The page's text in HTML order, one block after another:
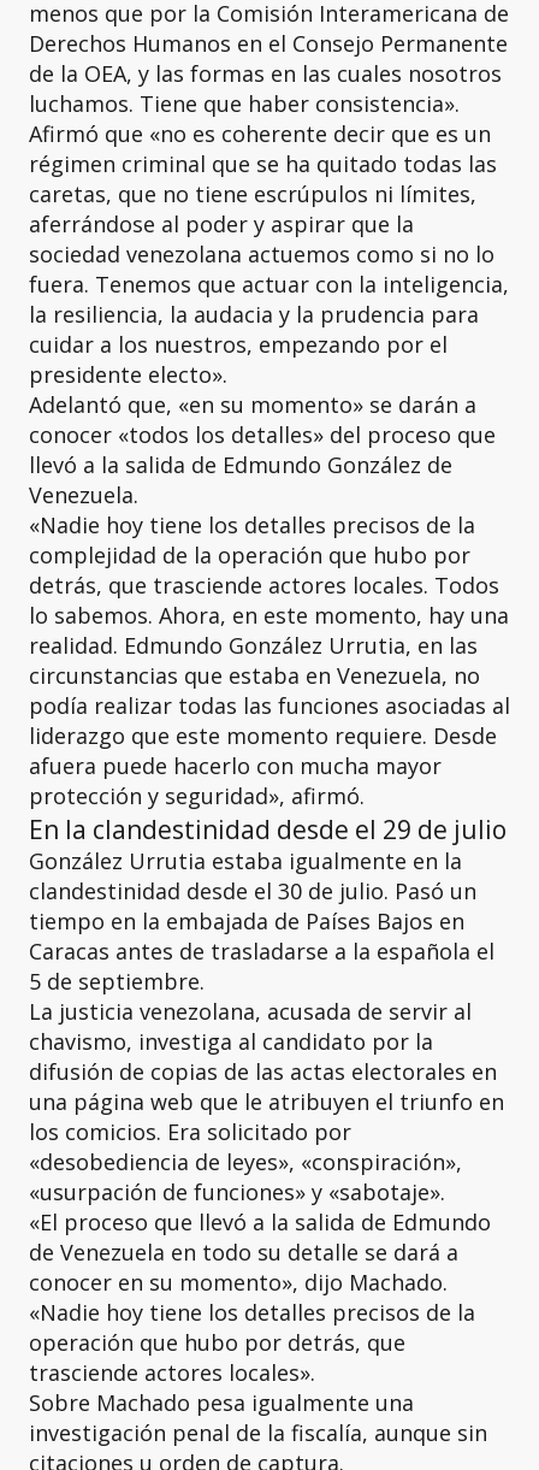
menos que por la Comisión Interamericana de
Derechos Humanos en el Consejo Permanente
de la OEA, y las formas en las cuales nosotros
luchamos. Tiene que haber consistencia».
Afirmó que «no es coherente decir que es un
régimen criminal que se ha quitado todas las
caretas, que no tiene escrúpulos ni límites,
aferrándose al poder y aspirar que la
sociedad venezolana actuemos como si no lo
fuera. Tenemos que actuar con la inteligencia,
la resiliencia, la audacia y la prudencia para
cuidar a los nuestros, empezando por el
presidente electo».
Adelantó que, «en su momento» se darán a
conocer «todos los detalles» del proceso que
llevó a la salida de Edmundo González de
Venezuela.
«Nadie hoy tiene los detalles precisos de la
complejidad de la operación que hubo por
detrás, que trasciende actores locales. Todos
lo sabemos. Ahora, en este momento, hay una
realidad. Edmundo González Urrutia, en las
circunstancias que estaba en Venezuela, no
podía realizar todas las funciones asociadas al
liderazgo que este momento requiere. Desde
afuera puede hacerlo con mucha mayor
protección y seguridad», afirmó.
En la clandestinidad desde el 29 de julio
González Urrutia estaba igualmente en la
clandestinidad desde el 30 de julio. Pasó un
tiempo en la embajada de Países Bajos en
Caracas antes de trasladarse a la española el
5 de septiembre.
La justicia venezolana, acusada de servir al
chavismo, investiga al candidato por la
difusión de copias de las actas electorales en
una página web que le atribuyen el triunfo en
los comicios. Era solicitado por
«desobediencia de leyes», «conspiración»,
«usurpación de funciones» y «sabotaje».
«El proceso que llevó a la salida de Edmundo
de Venezuela en todo su detalle se dará a
conocer en su momento», dijo Machado.
«Nadie hoy tiene los detalles precisos de la
operación que hubo por detrás, que
trasciende actores locales».
Sobre Machado pesa igualmente una
investigación penal de la fiscalía, aunque sin
citaciones u orden de captura.